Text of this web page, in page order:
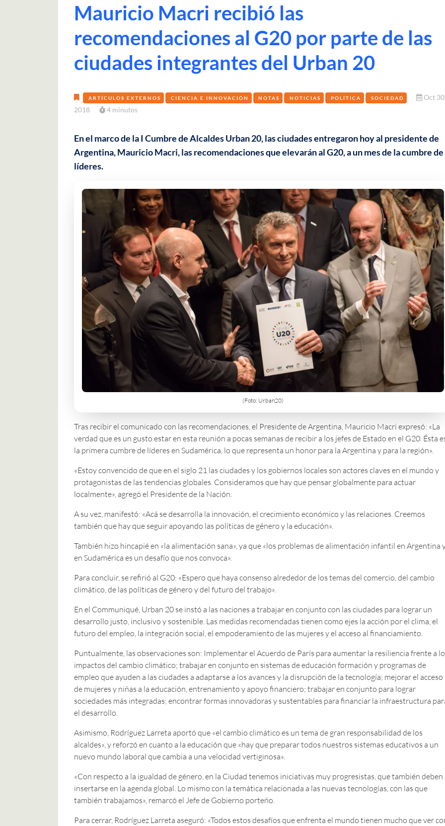
Mauricio Macri recibió las
recomendaciones al G20 por parte de las
ciudades integrantes del Urban 20
ARTÍCULOS EXTERNOS CIENCIA E INNOVACIÓN NOTAS NOTICIAS POLÍTICA SOCIEDAD
Oct
2018
4 minutos
En el marco de la I Cumbre de Alcaldes Urban 20, las ciudades entregaron hoy al presidente de
Argentina, Mauricio Macri, las recomendaciones que elevarán al G20, a un mes de la cumbre de
líderes.
(Foto: Urban20)
Tras recibir el comunicado con las recomendaciones, el Presidente de Argentina, Mauricio Macri expresó: «La
verdad que es un gusto estar en esta reunión a pocas semanas de recibir a los jefes de Estado en el G20. Ésta
la primera cumbre de líderes en Sudamérica, lo que representa un honor para la Argentina y para la región».
«Estoy convencido de que en el siglo 21 las ciudades y los gobiernos locales son actores claves en el mundo y
protagonistas de las tendencias globales. Consideramos que hay que pensar globalmente para actuar
localmente», agregó el Presidente de la Nación.
A su vez, manifestó: «Acá se desarrolla la innovación, el crecimiento económico y las relaciones. Creemos
también que hay que seguir apoyando las políticas de género y la educación».
También hizo hincapié en «la alimentación sana», ya que «los problemas de alimentación infantil en Argentina
en Sudamérica es un desafío que nos convoca».
Para concluir, se refirió al G20: «Espero que haya consenso alrededor de los temas del comercio, del cambio
climático, de las políticas de género y del futuro del trabajo».
En el Communiqué, Urban 20 se instó a las naciones a trabajar en conjunto con las ciudades para lograr un
desarrollo justo, inclusivo y sostenible. Las medidas recomendadas tienen como ejes la acción por el clima, el
futuro del empleo, la integración social, el empoderamiento de las mujeres y el acceso al financiamiento.
Puntualmente, las observaciones son: Implementar el Acuerdo de París para aumentar la resiliencia frente a
impactos del cambio climático; trabajar en conjunto en sistemas de educación formación y programas de
empleo que ayuden a las ciudades a adaptarse a los avances y la disrupción de la tecnología; mejorar el acceso
de mujeres y niñas a la educación, entrenamiento y apoyo financiero; trabajar en conjunto para lograr
sociedades más integradas; encontrar formas innovadoras y sustentables para financiar la infraestructura
el desarrollo.
Asimismo, Rodríguez Larreta aportó que «el cambio climático es un tema de gran responsabilidad de los
alcaldes», y reforzó en cuanto a la educación que «hay que preparar todos nuestros sistemas educativos a un
nuevo mundo laboral que cambia a una velocidad vertiginosa».
«Con respecto a la igualdad de género, en la Ciudad tenemos iniciativas muy progresistas, que también deben
insertarse en la agenda global. Lo mismo con la temática relacionada a las nuevas tecnologías, con las que
también trabajamos», remarcó el Jefe de Gobierno porteño.
Para cerrar, Rodríguez Larreta aseguró: «Todos estos desafíos que enfrenta el mundo tienen mucho que ver